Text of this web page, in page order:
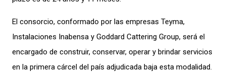
El consorcio, conformado por las empresas Teyma,
Instalaciones Inabensa y Goddard Cattering Group, será el
encargado de construir, conservar, operar y brindar servicios
en la primera cárcel del país adjudicada baja esta modalidad.